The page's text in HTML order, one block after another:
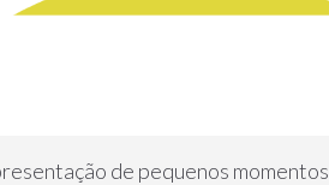
de pequenos momentos